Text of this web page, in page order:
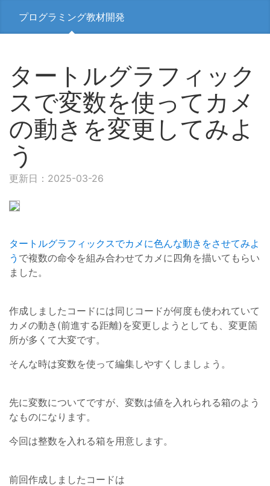
プログラミング教材開発
タートルグラフィック
スで変数を使ってカメ
の動きを変更してみよ
う
更新日：2025-03-26
タートルグラフィックスでカメに色んな動きをさせてみよ
う で複数の命令を組み合わせてカメに四角を描いてもらい
ました。
作成しましたコードには同じコードが何度も使われていて
カメの動き(前進する距離)を変更しようとしても、変更箇
所が多くて大変です。
そんな時は変数を使って編集しやすくしましょう。
先に変数についてですが、変数は値を入れられる箱のよう
なものになります。
今回は整数を入れる箱を用意します。
前回作成しましたコードは